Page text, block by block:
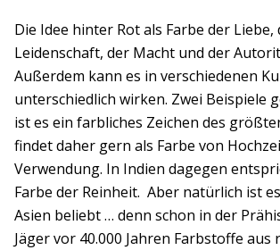
Die Idee hinter Rot als Farbe der Liebe,
Leidenschaft, der Macht und der
Außerdem kann es in verschiedenen
unterschiedlich wirken. Zwei Beispiele
ist es ein farbliches Zeichen des
findet daher gern als Farbe von
Verwendung. In Indien dagegen
Farbe der Reinheit. Aber natürlich ist
Asien beliebt … denn schon in der
Jäger vor 40.000 Jahren Farbstoffe